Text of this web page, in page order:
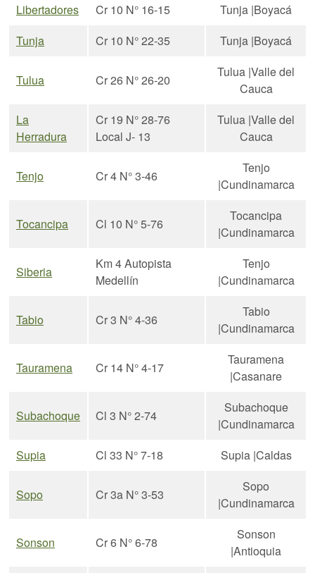
Libertadores Cr 10 N° 16-15
Tunja |Boyacá
Tunja
Cr 10 N° 22-35 Tunja |Boyacá
Tulua Cr 26 N° 26-20
Tulua |Valle del
Cauca
La
Herradura
Cr 19 N° 28-76
Local J- 13
Tulua |Valle del
Cauca
Tenjo Cr 4 N° 3-46
Tenjo
|Cundinamarca
Tocancipa Cl 10 N° 5-76
Tocancipa
|Cundinamarca
Siberia
Km 4 Autopista
Medellín
Tenjo
|Cundinamarca
Tabio Cr 3 N° 4-36
Tabio
|Cundinamarca
Tauramena Cr 14 N° 4-17
Tauramena
|Casanare
Subachoque Cl 3 N° 2-74
Subachoque
|Cundinamarca
Supia
Cl 33 N° 7-18 Supia |Caldas
Sopo Cr 3a N° 3-53
Sopo
|Cundinamarca
Sonson Cr 6 N° 6-78
Sonson
|Antioquia